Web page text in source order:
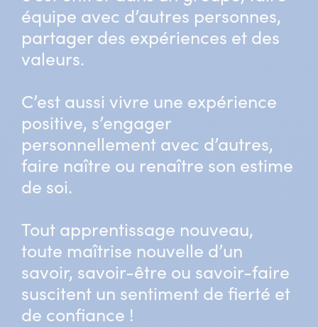
équipe avec d’autres personnes,
partager des expériences et des
valeurs.
C’est aussi vivre une expérience
positive, s’engager
personnellement avec d’autres,
faire naître ou renaître son estime
de soi.
Tout apprentissage nouveau,
toute maîtrise nouvelle d’un
savoir, savoir-être ou savoir-faire
suscitent un sentiment de fierté et
de confiance !